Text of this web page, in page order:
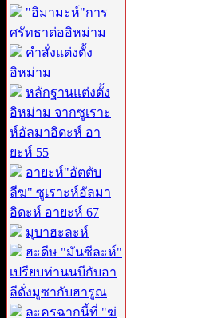
"อิมามะห์"การ
ศรัทธาต่ออิหม่าม
คำสั่งแต่งตั้ง
อิหม่าม
หลักฐานแต่งตั้ง
อิหม่าม จากซูเราะ
ห์อัลมาอิดะห์ อา
ยะห์ 55
อายะห์"อัตตับ
ลีฆ" ซูเราะห์อัลมา
อิดะห์ อายะห์ 67
มุบาฮะละห์
ฮะดีษ "มันซีละห์"
เปรียบท่านนบีกับอา
ลีดั่งมูซากับฮารูณ
ละครฉากนี้ที่ "ฆ่